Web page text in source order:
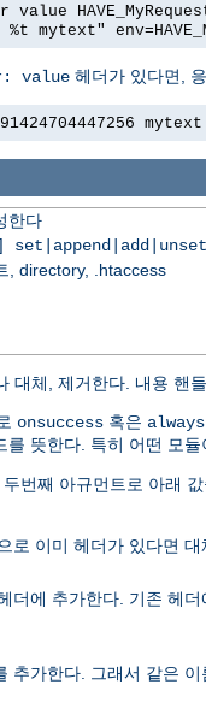
value
mytext"
value 헤더가 있다면,
mytext
한다
, directory, .htaccess
대체, 제거한다. 내용 핸
onsuccess 혹은 always
를 뜻한다. 특히 어떤 모
번째 아규먼트로 아래
로 이미 헤더가 있다면 대
더에 추가한다. 기존 헤
추가한다. 그래서 같은